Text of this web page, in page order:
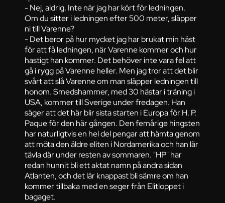
- Nej, aldrig. Inte när jag har kört för ledningen.
Om du sitter i ledningen efter 500 meter, släpper
ni till Varenne?
- Det beror på hur mycket jag har brukat min häst
för att få ledningen, när Varenne kommer och hur
hastigt han kommer. Det behöver inte vara fel att
gå i rygg på Varenne heller. Men jag tror att det blir
svårt att slå Varenne om man släpper ledningen till
honom. Smedshammer, med 30 hästar i träning i
USA, kommer till Sverige under fredagen. Han
säger att det här blir sista starten i Europa för H. P.
Paque för den här gången. Den femårige hingsten
har naturligtvis en hel del pengar att hämta genom
att möta den äldre eliten i Nordamerika och han lär
tävla där under resten av sommaren. "HP" har
redan hunnit bli ett aktat namn på andra sidan
Atlanten, och det lär knappast bli sämre om han
kommer tillbaka med en seger från Elitloppet i
bagaget.